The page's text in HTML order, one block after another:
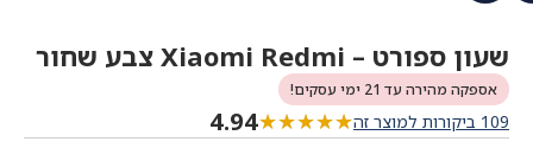
שעון ספורט – Xiaomi Redmi צבע שחור
אספקה מהירה עד 21 ימי עסקים!
109 ביקורות למוצר זה ★★★★★
★★★★★
4.94